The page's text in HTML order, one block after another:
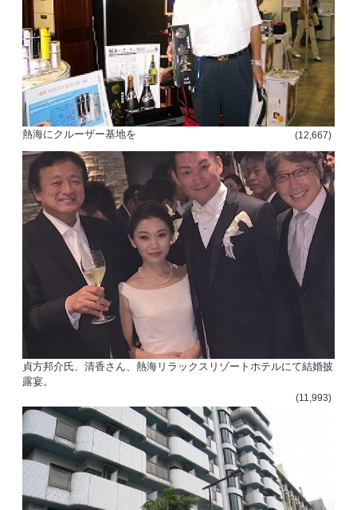
熱海にクルーザー基地を (12,667)
貞方邦介氏、清香さん、熱海リラックスリゾートホテルにて結婚披
露宴。
(11,993)